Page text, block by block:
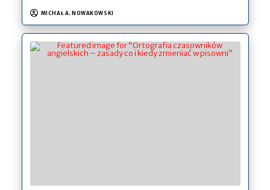
MICHAŁ A. NOWAKOWSKI